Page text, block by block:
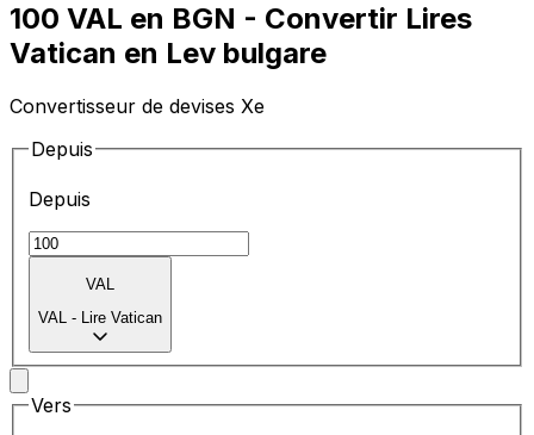
100 VAL en BGN - Convertir Lires
Vatican en Lev bulgare
Convertisseur de devises Xe
Depuis
Depuis
VAL
VAL - Lire Vatican
Vers